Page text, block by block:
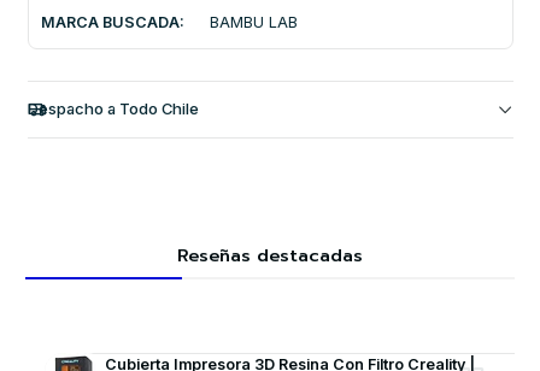
MARCA BUSCADA: BAMBU LAB
Despacho a Todo Chile
Reseñas destacadas
Cubierta Impresora 3D Resina Con Filtro Creality |